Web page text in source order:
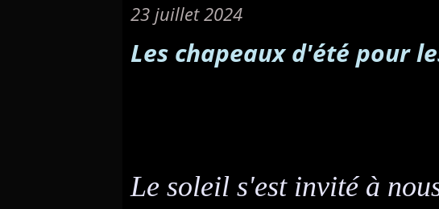
23 juillet 2024
Les chapeaux d'été pour
Le soleil s'est invité à